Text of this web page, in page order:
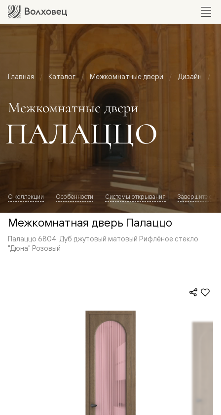
Главная Каталог Межкомнатные двери Дизайн
Межкомнатные двери
ПАЛАЦЦО
О коллекции Особенности Системы открывания Завершите
Межкомнатная дверь Палаццо
Палаццо 6804. Дуб джутовый матовый Рифлёное стекло
"Дюна" Розовый